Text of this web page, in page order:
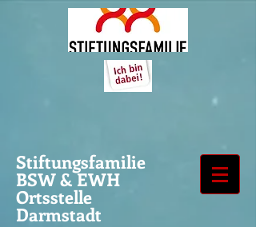
Stiftungsfamilie
BSW & EWH
Ortsstelle
Darmstadt